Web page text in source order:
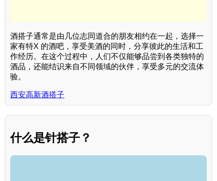
酒搭子通常是由几位志同道合的朋友相约在一起，选择一
家有特X 的酒吧，享受美酒的同时，分享彼此的生活和工
作经历。在这个过程中，人们不仅能够品尝到各类独特的
酒品，还能结识来自不同领域的伙伴，享受多元的交流体
验。
西安高新酒搭子
什么是针搭子？